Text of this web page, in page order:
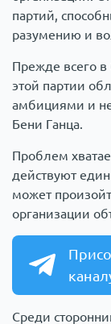
партий,
разумению и
Прежде всего
этой партии
амбициями и
Бени Ганца.
Проблем
действуют
может
организации
Среди